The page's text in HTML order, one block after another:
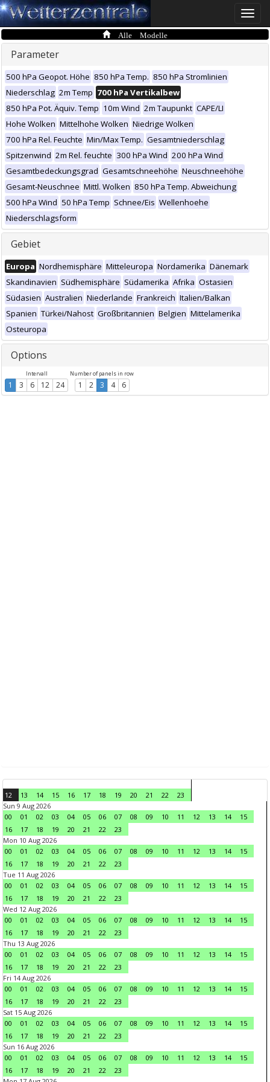
Toggle
Alle Modelle
Parameter
500 hPa Geopot. Höhe 850 hPa Temp. 850 hPa Stromlinien
Niederschlag 2m Temp 700 hPa Vertikalbew
850 hPa Pot. Äquiv. Temp 10m Wind 2m Taupunkt CAPE/LI
Hohe Wolken Mittelhohe Wolken Niedrige Wolken
700 hPa Rel. Feuchte Min/Max Temp. Gesamtniederschlag
Spitzenwind 2m Rel. feuchte 300 hPa Wind 200 hPa Wind
Gesamtbedeckungsgrad Gesamtschneehöhe Neuschneehöhe
Gesamt-Neuschnee Mittl. Wolken 850 hPa Temp. Abweichung
500 hPa Wind 50 hPa Temp Schnee/Eis Wellenhoehe
Niederschlagsform
Gebiet
Europa Nordhemisphäre Mitteleuropa Nordamerika Dänemark
Skandinavien Südhemisphäre Südamerika Afrika Ostasien
Südasien Australien Niederlande Frankreich Italien/Balkan
Spanien Türkei/Nahost Großbritannien Belgien Mittelamerika
Osteuropa
Options
Intervall
1 3 6 12 24
Number of panels in row
1 2 3 4 6
12 13 14 15 16 17 18 19 20 21 22
23
Sun 9 Aug 2026
00
01 02 03 04 05 06 07 08 09 10 11 12 13 14
15
16
17 18 19 20 21 22
23
Mon 10 Aug 2026
00
01 02 03 04 05 06 07 08 09 10 11 12 13 14
15
16
17 18 19 20 21 22
23
Tue 11 Aug 2026
00
01 02 03 04 05 06 07 08 09 10 11 12 13 14
15
16
17 18 19 20 21 22
23
Wed 12 Aug 2026
00
01 02 03 04 05 06 07 08 09 10 11 12 13 14
15
16
17 18 19 20 21 22
23
Thu 13 Aug 2026
00
01 02 03 04 05 06 07 08 09 10 11 12 13 14
15
16
17 18 19 20 21 22
23
Fri 14 Aug 2026
00
01 02 03 04 05 06 07 08 09 10 11 12 13 14
15
16
17 18 19 20 21 22
23
Sat 15 Aug 2026
00
01 02 03 04 05 06 07 08 09 10 11 12 13 14
15
16
17 18 19 20 21 22
23
Sun 16 Aug 2026
00
01 02 03 04 05 06 07 08 09 10 11 12 13 14
15
16
17 18 19 20 21 22
23